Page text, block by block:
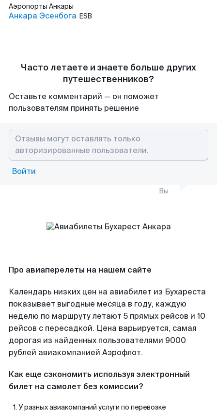
Аэропорты Анкары
Анкара Эсенбога ESB
Часто летаете и знаете больше других
путешественников?
Оставьте комментарий — он поможет
пользователям принять решение
Войти
Вы
Про авиаперелеты на нашем сайте
Календарь низких цен на авиабилет из Бухареста
показывает выгодные месяца в году, каждую
неделю по маршруту летают 5 прямых рейсов и 10
рейсов с пересадкой. Цена варьируется, самая
дорогая из найденных пользователями 9000
рублей авиакомпанией Аэрофлот.
Как еще сэкономить используя электронный
билет на самолет без комиссии?
У разных авиакомпаний услуги по перевозке